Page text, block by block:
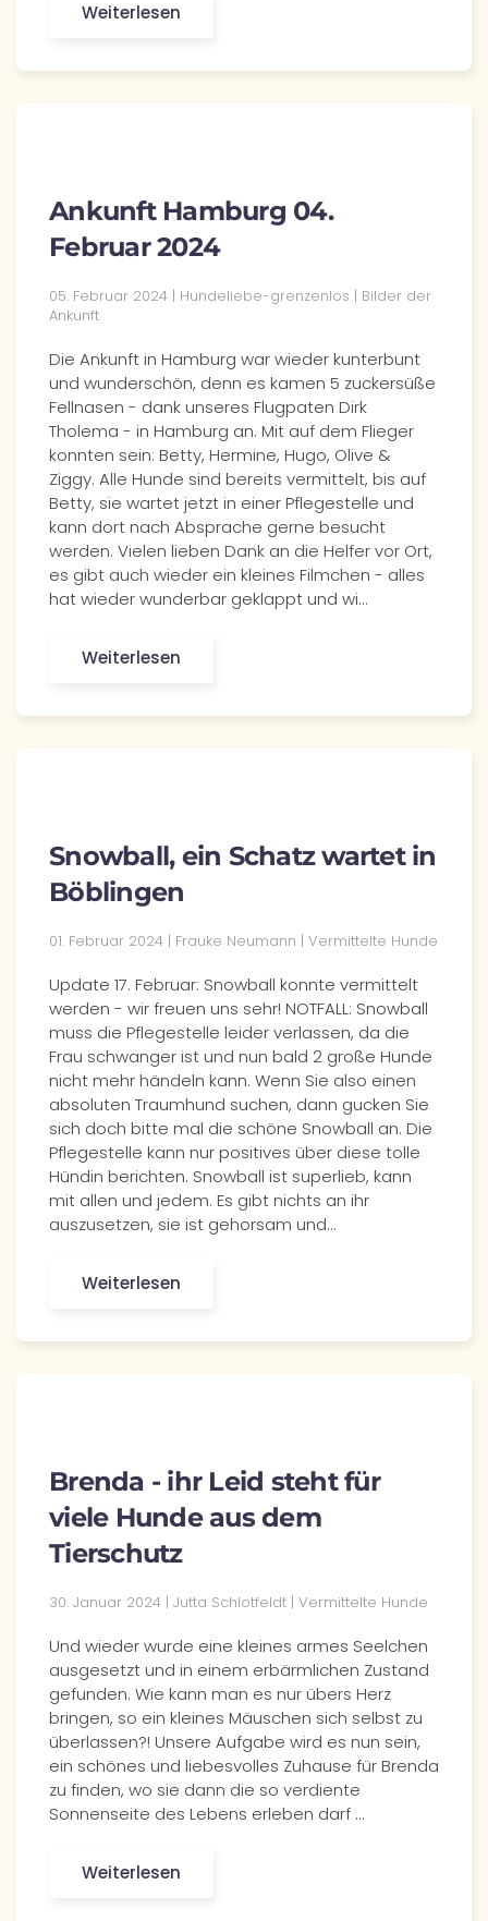
Weiterlesen
Ankunft Hamburg 04.
Februar 2024
05. Februar 2024 | Hundeliebe-grenzenlos | Bilder der
Ankunft
Die Ankunft in Hamburg war wieder kunterbunt
und wunderschön, denn es kamen 5 zuckersüße
Fellnasen - dank unseres Flugpaten Dirk
Tholema - in Hamburg an. Mit auf dem Flieger
konnten sein: Betty, Hermine, Hugo, Olive &
Ziggy. Alle Hunde sind bereits vermittelt, bis auf
Betty, sie wartet jetzt in einer Pflegestelle und
kann dort nach Absprache gerne besucht
werden. Vielen lieben Dank an die Helfer vor Ort,
es gibt auch wieder ein kleines Filmchen - alles
hat wieder wunderbar geklappt und wi…
Weiterlesen
Snowball, ein Schatz wartet in
Böblingen
01. Februar 2024 | Frauke Neumann | Vermittelte Hunde
Update 17. Februar: Snowball konnte vermittelt
werden - wir freuen uns sehr! NOTFALL: Snowball
muss die Pflegestelle leider verlassen, da die
Frau schwanger ist und nun bald 2 große Hunde
nicht mehr händeln kann. Wenn Sie also einen
absoluten Traumhund suchen, dann gucken Sie
sich doch bitte mal die schöne Snowball an. Die
Pflegestelle kann nur positives über diese tolle
Hündin berichten. Snowball ist superlieb, kann
mit allen und jedem. Es gibt nichts an ihr
auszusetzen, sie ist gehorsam und…
Weiterlesen
Brenda - ihr Leid steht für
viele Hunde aus dem
Tierschutz
30. Januar 2024 | Jutta Schlotfeldt | Vermittelte Hunde
Und wieder wurde eine kleines armes Seelchen
ausgesetzt und in einem erbärmlichen Zustand
gefunden. Wie kann man es nur übers Herz
bringen, so ein kleines Mäuschen sich selbst zu
überlassen?! Unsere Aufgabe wird es nun sein,
ein schönes und liebesvolles Zuhause für Brenda
zu finden, wo sie dann die so verdiente
Sonnenseite des Lebens erleben darf ...
Weiterlesen